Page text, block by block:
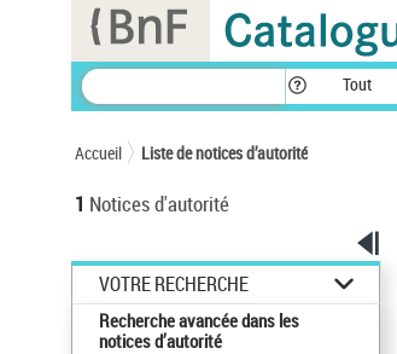
Tout
Accueil Liste de notices d’autorité
1 Notices d'autorité
VOTRE RECHERCHE
Recherche avancée dans les
notices d’autorité
Panneau de gestion des cookies